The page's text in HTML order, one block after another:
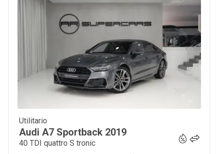
Utilitario
Audi A7 Sportback 2019
40 TDI quattro S tronic